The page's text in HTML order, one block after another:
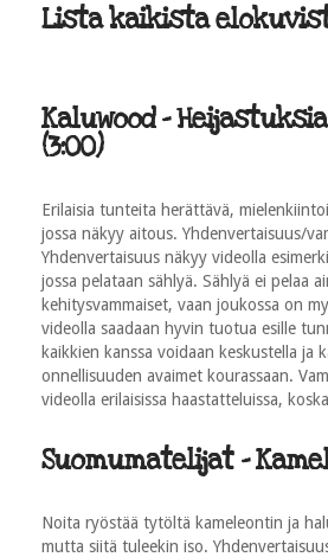
Lista kaikista
Kaluwood -
(3:00)
Erilaisia tunteita herättävä,
jossa näkyy aitous. Yhdenvertaisuus/
Yhdenvertaisuus näkyy videolla
jossa pelataan sählyä. Sählyä ei pelaa
kehitysvammaiset, vaan joukossa on
videolla saadaan hyvin tuotua esille
kaikkien kanssa voidaan keskustella ja
onnellisuuden avaimet kourassaan.
videolla erilaisissa haastatteluissa,
Suomumatelijat -
Noita ryöstää tytöltä kameleontin ja
mutta siitä tuleekin iso.